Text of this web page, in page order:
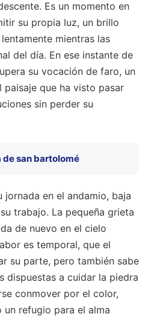
Es un momento en
su propia luz, un brillo
mientras las
del día. En ese instante de
su vocación de faro, un
que ha visto pasar
sin perder su
de san bartolomé
jornada en el andamio, baja
trabajo. La pequeña grieta
de nuevo en el cielo
es temporal, que el
su parte, pero también sabe
dispuestas a cuidar la piedra
conmover por el color,
un refugio para el alma